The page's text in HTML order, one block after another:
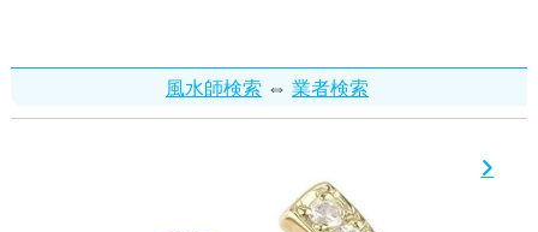
風水師検索 ⇔ 業者検索